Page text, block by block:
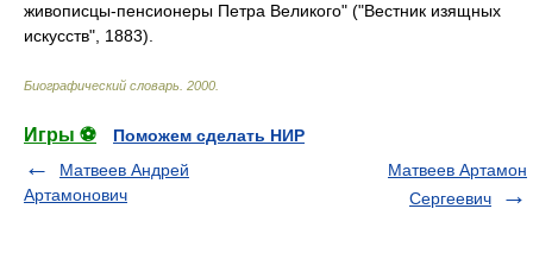
живописцы-пенсионеры Петра Великого" ("Вестник изящных
искусств", 1883).
Биографический словарь 2000
Игры ⚽
Поможем сделать НИР
Матвеев Андрей
Артамонович
Матвеев Артамон
Сергеевич